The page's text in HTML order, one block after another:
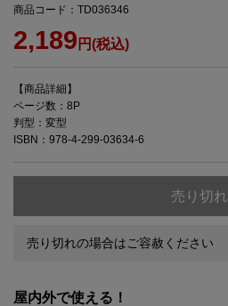
商品コード：TD036346
2,189 円(税込)
【商品詳細】
ページ数：8P
判型：変型
ISBN：978-4-299-03634-6
売り切れ
売り切れの場合はご容赦ください
屋内外で使える！